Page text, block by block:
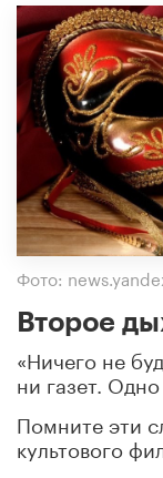
Фото:
Второе
«Ничего не
ни газет.
Помните эти
культового